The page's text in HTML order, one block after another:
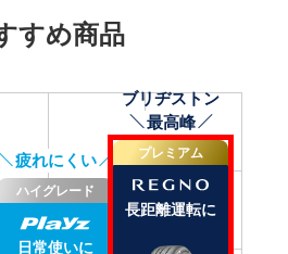
すめ商品
たおすすめタイヤ
疲れにくい
ハイグレード
日常使いに
ブリヂストン
最高峰
プレミアム
長距離運転に